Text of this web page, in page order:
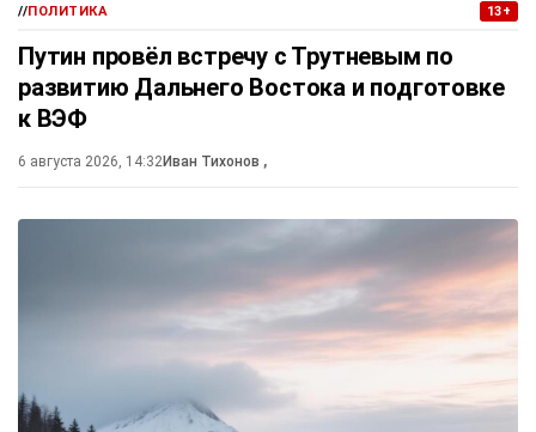
//ПОЛИТИКА 13+
Путин провёл встречу с Трутневым по
развитию Дальнего Востока и подготовке
к ВЭФ
6 августа 2026, 14:32Иван Тихонов ,